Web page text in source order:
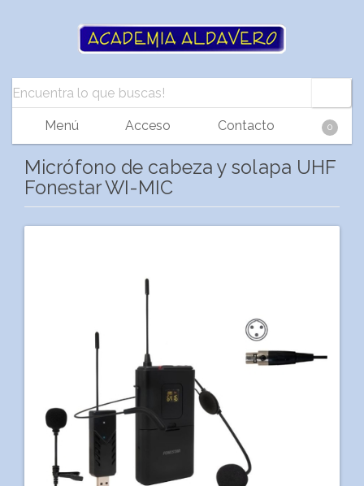
Menú Acceso Contacto 0
Micrófono de cabeza y solapa UHF
Fonestar WI-MIC